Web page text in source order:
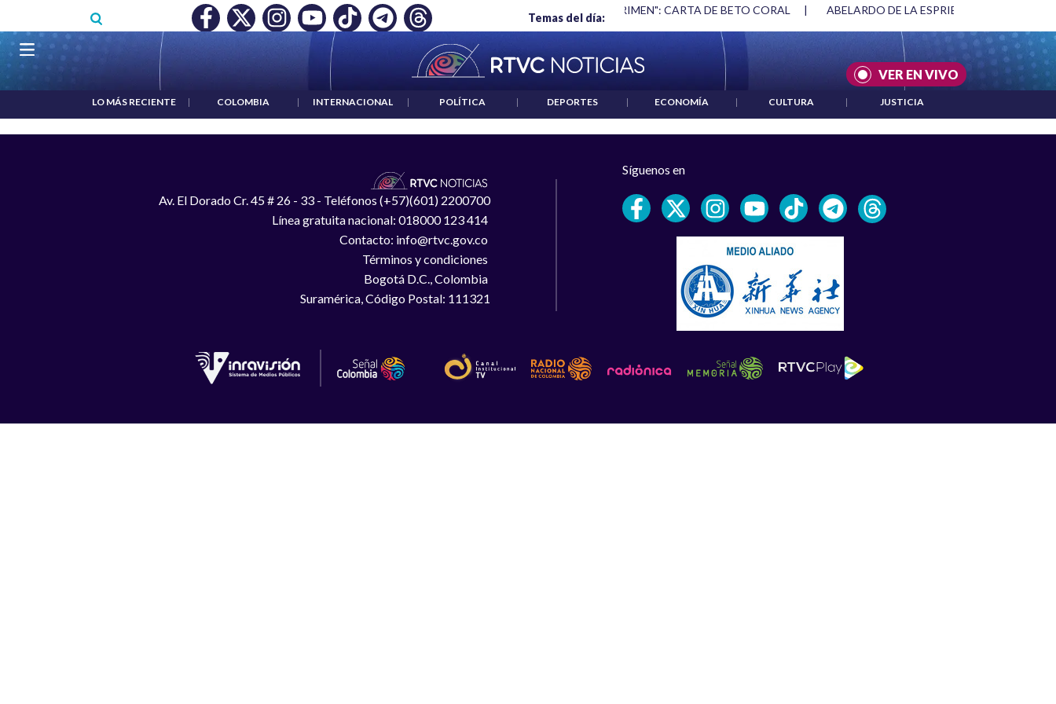
Temas del día:
RECONOCIMIENTO A RTVC SALARIO MÍNIMO NO DESTRUYÓ EMPLEO: JP MORGAN "HABLAR NO ES UN CRIMEN": CARTA DE BETO CORAL | ABELARDO DE LA ESPRIELLA Y DMG
VER EN VIVO
Navegación principal
LO MÁS RECIENTE | COLOMBIA | INTERNACIONAL | POLÍTICA | DEPORTES | ECONOMÍA | CULTURA | JUSTICIA
Av. El Dorado Cr. 45 # 26 - 33 - Teléfonos (+57)(601) 2200700
Línea gratuita nacional: 018000 123 414
Contacto: info@rtvc.gov.co
Términos y condiciones
Bogotá D.C., Colombia
Suramérica, Código Postal: 111321
Síguenos en